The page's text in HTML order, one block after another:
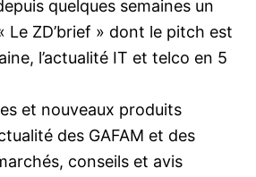
quelques semaines un
Le ZD’brief » dont le pitch est
l’actualité IT et telco en 5
et nouveaux produits
des GAFAM et des
conseils et avis